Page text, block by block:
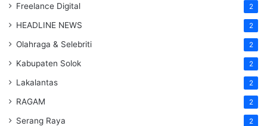
Freelance Digital 2
HEADLINE NEWS 2
Olahraga & Selebriti 2
Kabupaten Solok 2
Lakalantas 2
RAGAM 2
Serang Raya 2